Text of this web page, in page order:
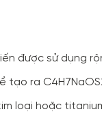
được sử dụng
tạo ra
loại hoặc